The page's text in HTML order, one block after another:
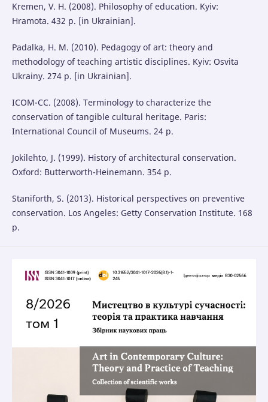
Kremen, V. H. (2008). Philosophy of education. Kyiv:
Hramota. 432 p. [in Ukrainian].
Padalka, H. M. (2010). Pedagogy of art: theory and
methodology of teaching artistic disciplines. Kyiv: Osvita
Ukrainy. 274 p. [in Ukrainian].
ICOM-CC. (2008). Terminology to characterize the
conservation of tangible cultural heritage. Paris:
International Council of Museums. 24 p.
Jokilehto, J. (1999). History of architectural conservation.
Oxford: Butterworth-Heinemann. 354 р.
Staniforth, S. (2013). Historical perspectives on preventive
conservation. Los Angeles: Getty Conservation Institute. 168
р.